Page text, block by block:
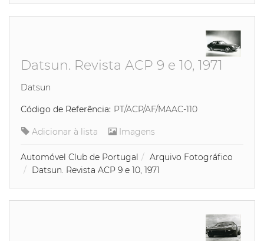
Datsun. Revista ACP 9 e 10, 1971
Datsun
Código de Referência: PT/ACP/AF/MAAC-110
Adicionar à lista Imagens
Automóvel Club de Portugal
Arquivo Fotográfico
Datsun. Revista ACP 9 e 10, 1971